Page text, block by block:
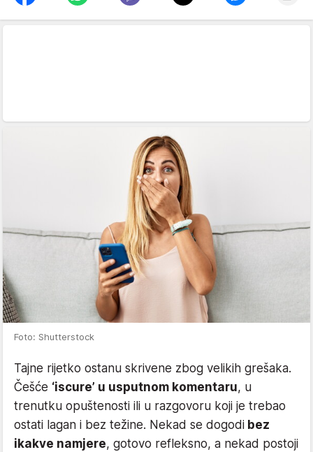
Foto: Shutterstock
Tajne rijetko ostanu skrivene zbog velikih grešaka.
Češće ‘iscure’ u usputnom komentaru, u
trenutku opuštenosti ili u razgovoru koji je trebao
ostati lagan i bez težine. Nekad se dogodi bez
ikakve namjere, gotovo refleksno, a nekad postoji